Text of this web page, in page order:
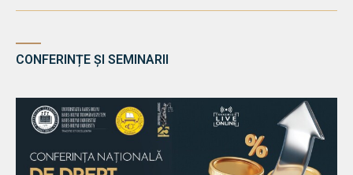
CONFERINȚE ȘI SEMINARII